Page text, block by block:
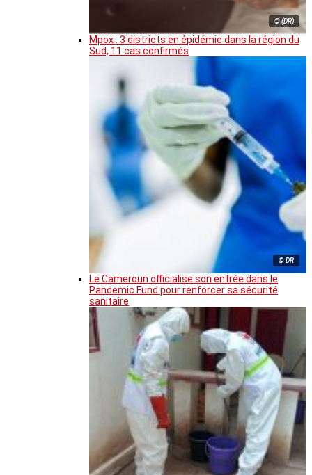
© (DR)
Mpox : 3 districts en épidémie dans la région du
Sud, 11 cas confirmés
© DR
Le Cameroun officialise son entrée dans le
Pandemic Fund pour renforcer sa sécurité
sanitaire